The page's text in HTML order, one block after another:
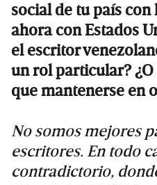
social de tu país
ahora con Estados
el escritor
un rol particular?
que mantenerse en
No somos mejores
escritores. En todo
contradictorio,